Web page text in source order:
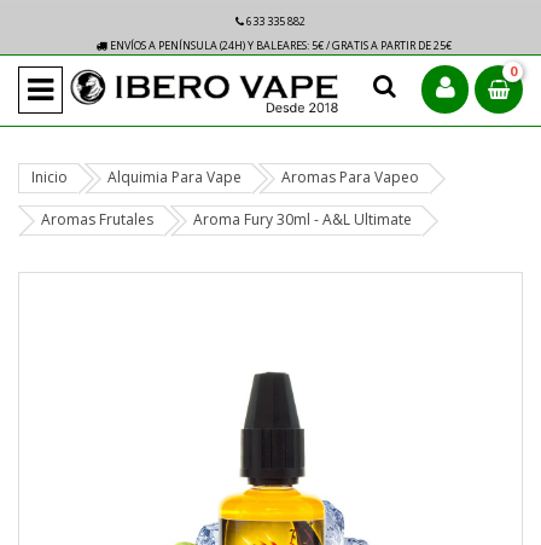
633 335 882
ENVÍOS A PENÍNSULA (24H) Y BALEARES: 5€ / GRATIS A PARTIR DE 25€
0
Inicio Alquimia Para Vape Aromas Para Vapeo
Aromas Frutales Aroma Fury 30ml - A&L Ultimate